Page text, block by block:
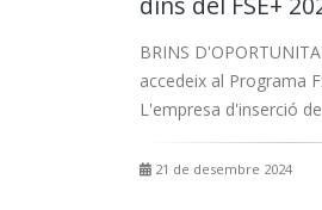
BRINS
accedeix al Programa
L'empresa d'inserció
21 de desembre 2024